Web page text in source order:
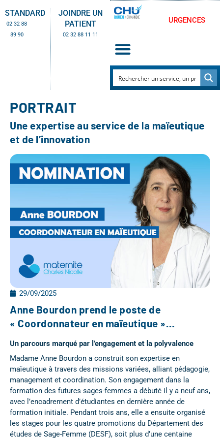
STANDARD
02 32 88
89 90
JOINDRE UN
PATIENT
02 32 88 11 11
URGENCES
PORTRAIT
Une expertise au service de la maïeutique
et de l’innovation
29/09/2025
Anne Bourdon prend le poste de
« Coordonnateur en maïeutique »…
Un parcours marqué par l’engagement et la polyvalence
Madame Anne Bourdon a construit son expertise en
maïeutique à travers des missions variées, alliant pédagogie,
management et coordination. Son engagement dans la
formation des futures sages-femmes a débuté il y a neuf ans,
avec l’encadrement d’étudiantes en dernière année de
formation initiale. Pendant trois ans, elle a ensuite organisé
les stages pour les quatre promotions du Département des
études de Sage-Femme (DESF), soit plus d’une centaine